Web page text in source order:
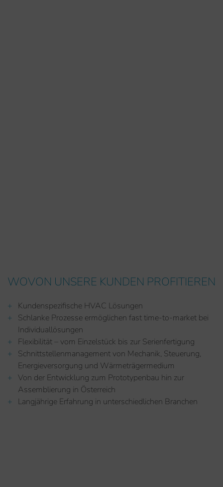
WOVON UNSERE KUNDEN PROFITIEREN
Kundenspezifische HVAC Lösungen
Schlanke Prozesse ermöglichen fast time-to-market bei
Individuallösungen
Flexibilität – vom Einzelstück bis zur Serienfertigung
Schnittstellenmanagement von Mechanik, Steuerung,
Energieversorgung und Wärmeträgermedium
Von der Entwicklung zum Prototypenbau hin zur
Assemblierung in Österreich
Langjährige Erfahrung in unterschiedlichen Branchen